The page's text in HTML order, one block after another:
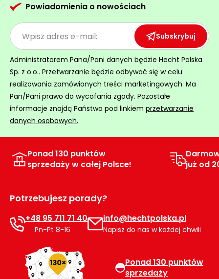
Powiadomienia o nowościach
Subskrybuj
Administratorem Pana/Pani danych będzie Hecht Polska
Sp. z o.o.. Przetwarzanie będzie odbywać się w celu
realizowania zamówionych treści marketingowych. Ma
Pan/Pani prawo do wycofania zgody. Pozostałe
informacje znajdą Państwo pod linkiem przetwarzanie
danych osobowych.
Ponad 130 punktów
sprzedaży w całej Polsce!
już od
Potrzebujesz porady?
+48 95 711 71 40
Pn-Pt 8-16
info@hechtpolska.pl
Napisz do nas w każdej chwili
Ponad 130 punktów
sprzedaży